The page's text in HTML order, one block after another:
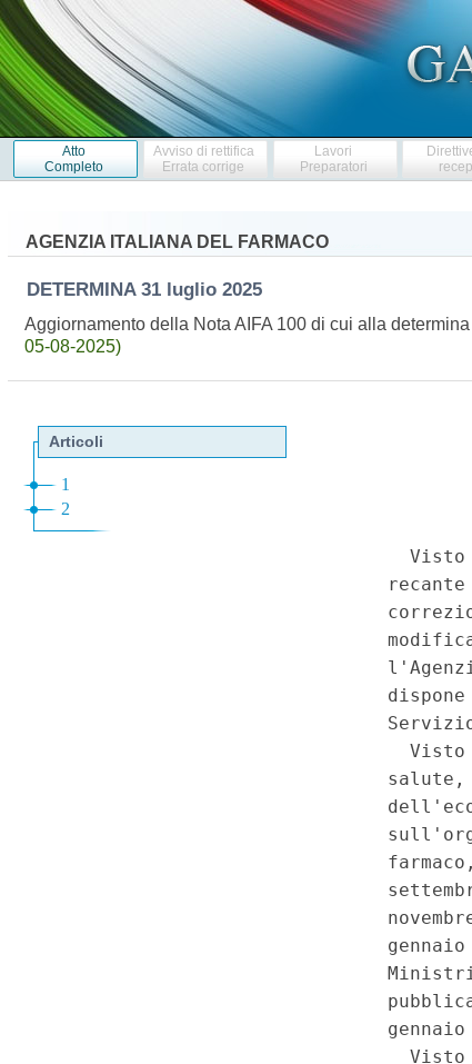
Atto
Completo
Avviso di rettifica
Errata corrige
Lavori
Preparatori
AGENZIA ITALIANA DEL FARMACO
DETERMINA 31 luglio 2025
Aggiornamento della Nota AIFA 100 di cui alla
05-08-2025)